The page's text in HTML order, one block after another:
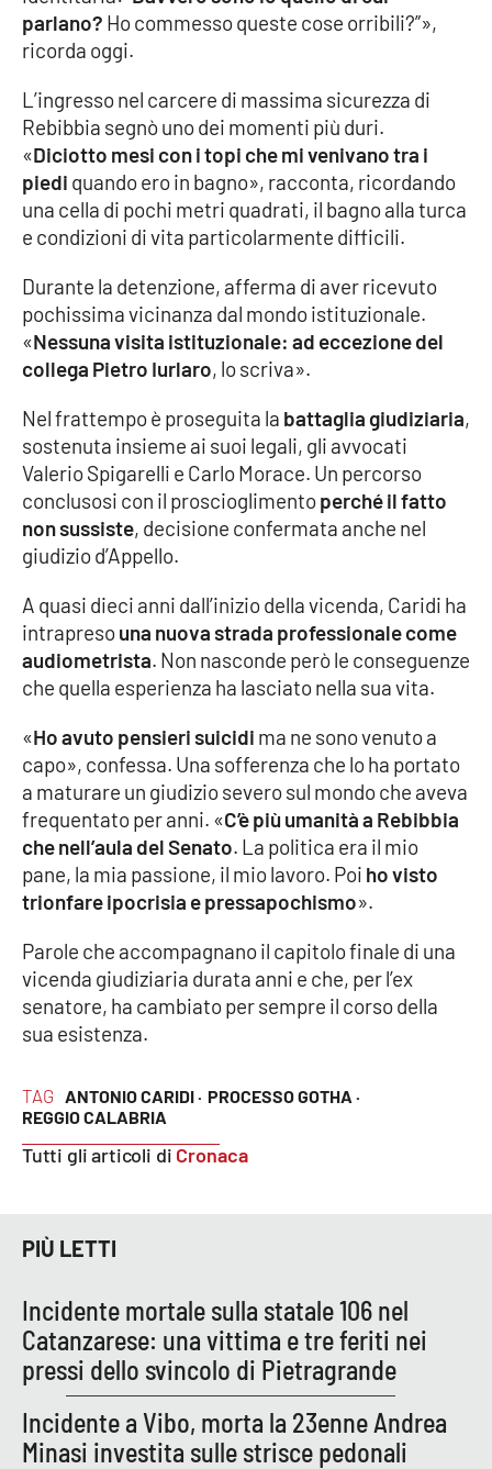
Catanzaro
Crotone
Vibo Valentia
Reggio Calabria
Cosenza
Lamezia Terme
PROGETTI
SPECIALI
Buona Sanità Calabria
LA
CALABRIAVISIONE
Destinazioni
Eventi
Food
Storie
NETWORK
Lacplay.it
Lactv.it
Laconair.it
Lacitymag.it
Cosenzachannel.it
Ilvibonese.it
Catanzarochannel.it
TAG ANTONIO CARIDI · PROCESSO GOTHA ·
REGGIO CALABRIA
Tutti gli articoli di Cronaca
parlano? Ho commesso queste cose orribili?”»,
ricorda oggi.
L’ingresso nel carcere di massima sicurezza di
Rebibbia segnò uno dei momenti più duri.
«Diciotto mesi con i topi che mi venivano tra i
piedi quando ero in bagno», racconta, ricordando
una cella di pochi metri quadrati, il bagno alla turca
e condizioni di vita particolarmente difficili.
Durante la detenzione, afferma di aver ricevuto
pochissima vicinanza dal mondo istituzionale.
«Nessuna visita istituzionale: ad eccezione del
collega Pietro Iurlaro, lo scriva».
Nel frattempo è proseguita la battaglia giudiziaria,
sostenuta insieme ai suoi legali, gli avvocati
Valerio Spigarelli e Carlo Morace. Un percorso
conclusosi con il proscioglimentoperché il fatto
non sussiste, decisione confermata anche nel
giudizio d’Appello.
A quasi dieci anni dall’inizio della vicenda, Caridi ha
intrapresouna nuova strada professionale come
audiometrista. Non nasconde però le conseguenze
che quella esperienza ha lasciato nella sua vita.
«Ho avuto pensieri suicidi ma ne sono venuto a
capo», confessa. Una sofferenza che lo ha portato
a maturare un giudizio severo sul mondo che aveva
frequentato per anni. «C’è più umanità a Rebibbia
che nell’aula del Senato. La politica era il mio
pane, la mia passione, il mio lavoro. Poi ho visto
trionfare ipocrisia e pressapochismo».
Parole che accompagnano il capitolo finale di una
vicenda giudiziaria durata anni e che, per l’ex
senatore, ha cambiato per sempre il corso della
sua esistenza.
PIÙ LETTI
Incidente mortale sulla statale 106 nel
Catanzarese: una vittima e tre feriti nei
pressi dello svincolo di Pietragrande
Incidente a Vibo, morta la 23enne Andrea
Minasi investita sulle strisce pedonali